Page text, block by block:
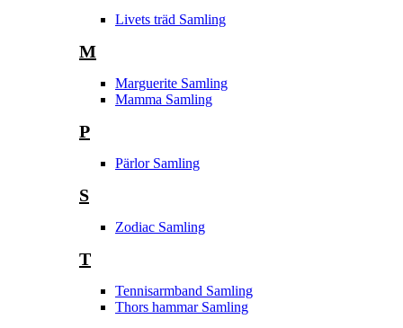
Livets träd Samling
M
Marguerite Samling
Mamma Samling
P
Pärlor Samling
S
Zodiac Samling
T
Tennisarmband Samling
Thors hammar Samling